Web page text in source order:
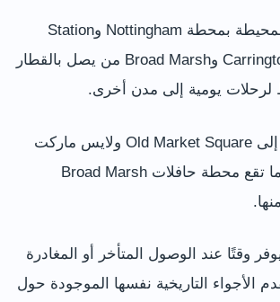
تناسب المنطقة المحيطة بمحطة Nottingham وStation
Street وCarrington Street وBroad Marsh من يصل بالقطار
لرحلات يومية إلى مدن أخرى.
تصل من المحطة إلى Old Market Square ولايس ماركت
سيرًا أو بالترام، كما تقع محطة حافلات Broad Marsh
يوفر وقتًا عند الوصول المتأخر أو المغادرة
الأجواء التاريخية نفسها الموجودة حول